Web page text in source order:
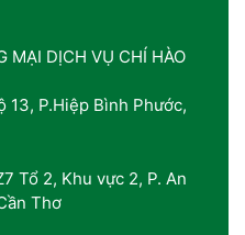
MẠI DỊCH VỤ CHÍ HÀO
13, P.Hiệp Bình Phước,
Tổ 2, Khu vực 2, P. An
Thơ